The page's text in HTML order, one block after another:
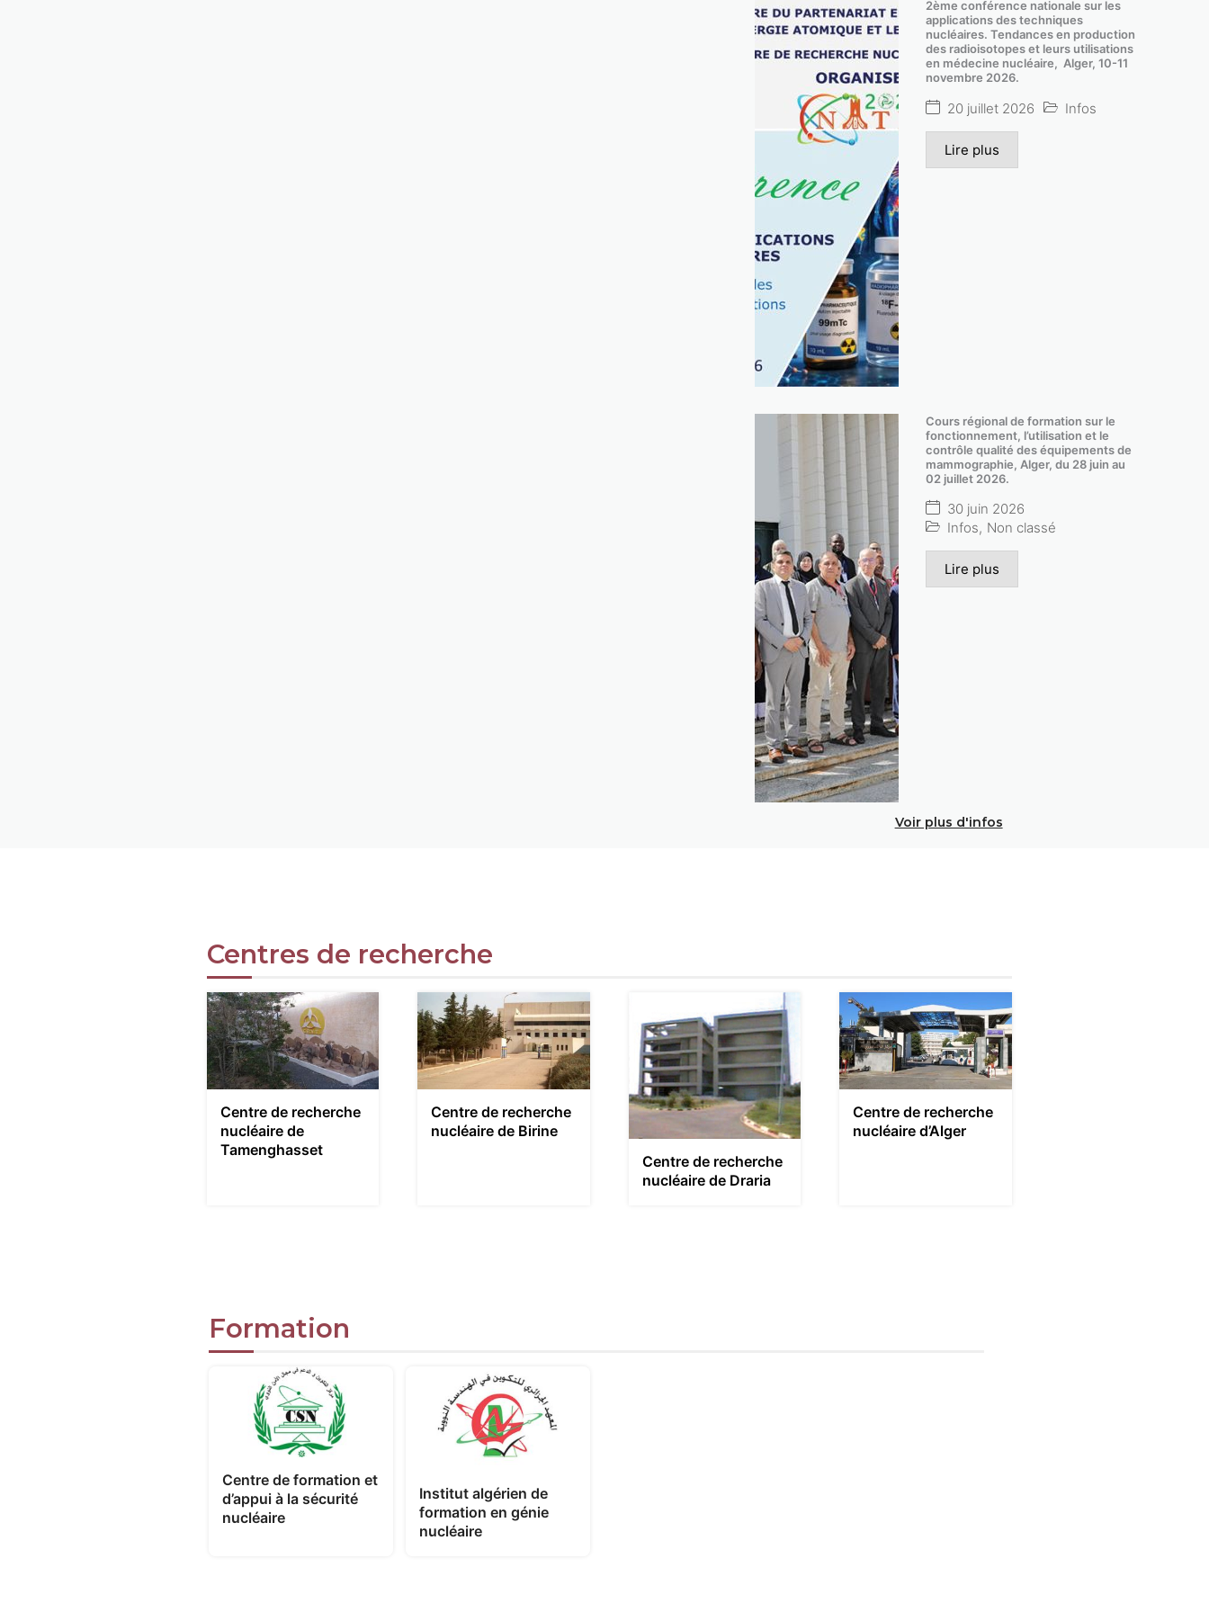
2ème conférence nationale sur les
applications des techniques
nucléaires. Tendances en production
des radioisotopes et leurs utilisations
en médecine nucléaire, Alger, 10-11
novembre 2026.
20 juillet 2026 Infos
Lire plus
Cours régional de formation sur le
fonctionnement, l’utilisation et le
contrôle qualité des équipements de
mammographie, Alger, du 28 juin au
02 juillet 2026.
30 juin 2026
Infos, Non classé
Lire plus
Voir plus d'infos
Centres de recherche
Centre de recherche
nucléaire de
Tamenghasset
Centre de recherche
nucléaire de Birine
Centre de recherche
nucléaire de Draria
Centre de recherche
nucléaire d’Alger
Formation
Centre de formation et
d’appui à la sécurité
nucléaire
Institut algérien de
formation en génie
nucléaire